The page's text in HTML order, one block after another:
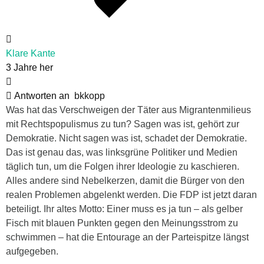
Klare Kante
3 Jahre her
Antworten an
bkkopp
Was hat das Verschweigen der Täter aus Migrantenmilieus
mit Rechtspopulismus zu tun? Sagen was ist, gehört zur
Demokratie. Nicht sagen was ist, schadet der Demokratie.
Das ist genau das, was linksgrüne Politiker und Medien
täglich tun, um die Folgen ihrer Ideologie zu kaschieren.
Alles andere sind Nebelkerzen, damit die Bürger von den
realen Problemen abgelenkt werden. Die FDP ist jetzt daran
beteiligt. Ihr altes Motto: Einer muss es ja tun – als gelber
Fisch mit blauen Punkten gegen den Meinungsstrom zu
schwimmen – hat die Entourage an der Parteispitze längst
aufgegeben.